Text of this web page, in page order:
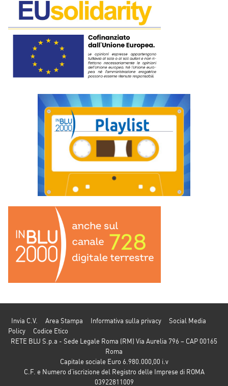
Invia C.V. Area Stampa Informativa sulla privacy
Social Media
Policy
Codice Etico
RETE BLU S.p.a - Sede Legale Roma (RM) Via Aurelia 796 – CAP 00165
Roma
Capitale sociale Euro 6.980.000,00 i.v
C.F. e Numero d’iscrizione del Registro delle Imprese di ROMA
03922811009